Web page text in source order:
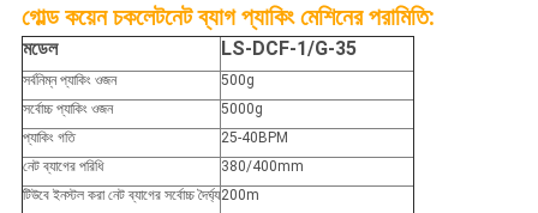
গোল্ড কয়েন চকলেটনেট ব্যাগ প্যাকিং মেশিনের পরামিতি:
মডেল LS-DCF-1/G-35
সর্বনিম্ন প্যাকিং ওজন
500g
সর্বোচ্চ প্যাকিং ওজন
5000g
প্যাকিং গতি
25-40BPM
নেট ব্যাগের পরিধি
380/400mm
টিউবে ইনস্টল করা নেট ব্যাগের সর্বোচ্চ দৈর্ঘ্য200m